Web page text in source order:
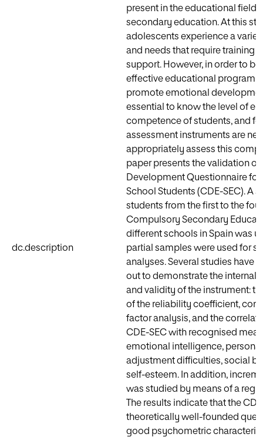
dc.description
present in the educational field,
secondary education. At this
adolescents experience a
and needs that require training
support. However, in order to
effective educational
promote emotional
essential to know the level of
competence of students, and
assessment instruments are
appropriately assess this
paper presents the validation of
Development Questionnaire for
School Students (CDE-SEC). A
students from the first to the
Compulsory Secondary
different schools in Spain was
partial samples were used for
analyses. Several studies have
out to demonstrate the internal
and validity of the instrument:
of the reliability coefficient,
factor analysis, and the
CDE-SEC with recognised
emotional intelligence,
adjustment difficulties, social
self-esteem. In addition,
was studied by means of a
The results indicate that the
theoretically well-founded
good psychometric